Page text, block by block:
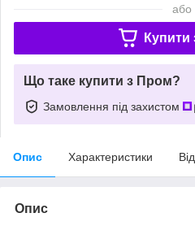
або
Купити
Що таке купити з Пром?
Замовлення під захистом
Опис Характеристики
Опис